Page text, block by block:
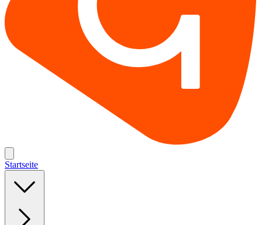
Startseite